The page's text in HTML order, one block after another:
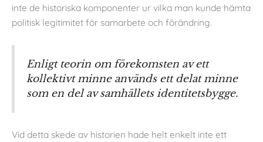
inte de historiska komponenter ur vilka man kunde hämta
politisk legitimitet för samarbete och förändring.
Enligt teorin om förekomsten av ett
kollektivt minne används ett delat minne
som en del av samhällets identitetsbygge.
Vid detta skede av historien hade helt enkelt inte ett